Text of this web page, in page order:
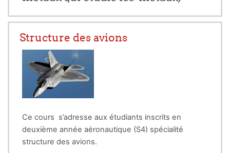
précision dépendent des choix que l'on fait
propriétés, leurs traitements. Par
extension, on désigne ainsi
l’industrie de la fabrication des
métaux et des alliages, qui repose
sur la maîtrise de cette science.
Structure des avions
Ce cours s’adresse aux étudiants inscrits en
deuxième année aéronautique (S4) spécialité
structure des avions.